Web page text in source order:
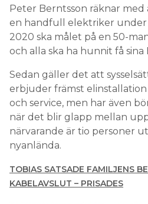
Peter Berntsson räknar
en handfull elektriker under
2020 ska målet på en 50-
och alla ska ha hunnit få sina
Sedan gäller det att
erbjuder främst
och service, men har även
när det blir glapp mellan
närvarande är tio personer
nyanlända.
TOBIAS SATSADE FAMILJENS
KABELAVSLUT – PRISADES